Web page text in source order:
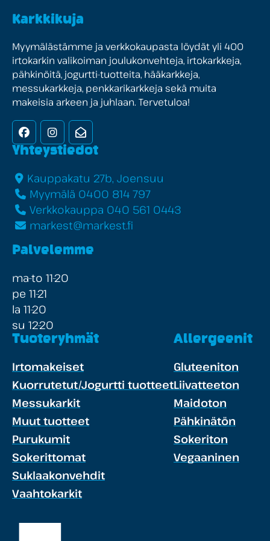
Karkkikuja
Myymälästämme ja verkkokaupasta löydät yli 400
irtokarkin valikoiman joulukonvehteja, irtokarkkeja,
pähkinöitä, jogurtti-tuotteita, hääkarkkeja,
messukarkkeja, penkkarikarkkeja sekä muita
makeisia arkeen ja juhlaan. Tervetuloa!
FacebookInstagramUutiskirje
Yhteystiedot
Kauppakatu 27b, Joensuu
Myymälä 0400 814 797
Verkkokauppa 040 561 0443
markest@markest.fi
Palvelemme
ma-to 11-20
pe 11-21
la 11-20
su 12-20
Tuoteryhmät
Irtomakeiset
Kuorrutetut/Jogurtti tuotteet
Messukarkit
Muut tuotteet
Purukumit
Sokerittomat
Suklaakonvehdit
Vaahtokarkit
Allergeenit
Gluteeniton
Liivatteeton
Maidoton
Pähkinätön
Sokeriton
Vegaaninen